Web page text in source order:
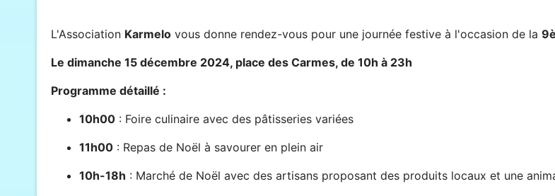
L'Association Karmelo vous donne rendez-vous pour une journée festive à l'occasion de la
Le dimanche 15 décembre 2024, place des Carmes, de 10h à 23h
Programme détaillé :
10h00 : Foire culinaire avec des pâtisseries variées
11h00 : Repas de Noël à savourer en plein air
10h-18h : Marché de Noël avec des artisans proposant des produits locaux et une